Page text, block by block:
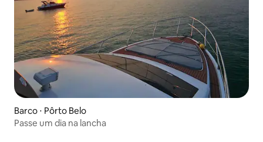
Barco ⋅ Pôrto Belo
Passe um dia na lancha